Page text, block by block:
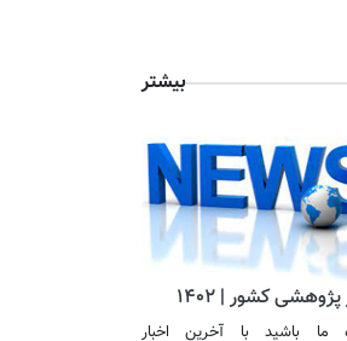
بیشتر
پژوهشی کشور | 1402
ما باشید با آخرین اخبار